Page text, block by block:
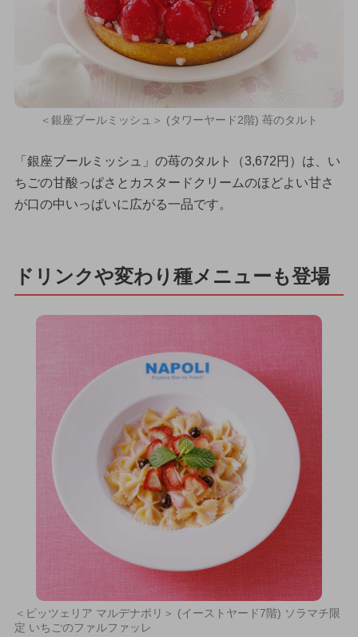
＜銀座ブールミッシュ＞ (タワーヤード2階) 苺のタルト
「銀座ブールミッシュ」の苺のタルト（3,672円）は、い
ちごの甘酸っぱさとカスタードクリームのほどよい甘さ
が口の中いっぱいに広がる一品です。
ドリンクや変わり種メニューも登場
＜ピッツェリア マルデナポリ＞ (イーストヤード7階) ソラマチ限
定 いちごのファルファッレ